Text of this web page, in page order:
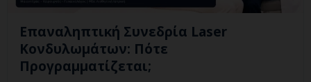
Επαναληπτική Συνεδρία Laser
Κονδυλωμάτων: Πότε
Προγραμματίζεται;